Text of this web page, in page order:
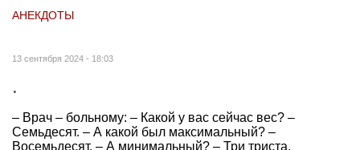
АНЕКДОТЫ
13 сентября 2024 - 18:03
.
– Врач – больному: – Какой у вас сейчас вес? –
Семьдесят. – А какой был максимальный? –
Восемьдесят. – А минимальный? – Три триста.